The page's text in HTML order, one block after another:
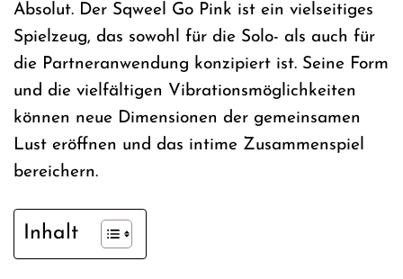
Absolut. Der Sqweel Go Pink ist ein vielseitiges
Spielzeug, das sowohl für die Solo- als auch für
die Partneranwendung konzipiert ist. Seine Form
und die vielfältigen Vibrationsmöglichkeiten
können neue Dimensionen der gemeinsamen
Lust eröffnen und das intime Zusammenspiel
bereichern.
Inhalt